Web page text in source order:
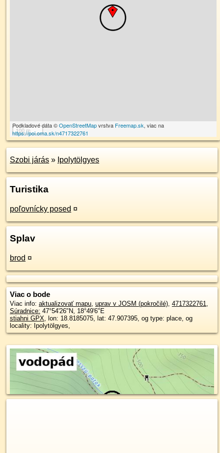
100 m
Podkladové dáta ©OpenStreetMapvrstva Freemap.sk, viac na
https://poi.oma.sk/n4717322761
Szobi járás » Ipolytölgyes
Turistika
poľovnícky posed ¤
Splav
brod ¤
Viac o bode
Viac info: aktualizovať mapu, uprav v JOSM (pokročilé), 4717322761,
Súradnice: 47°54'26"N, 18°49'6"E
stiahni GPX, lon: 18.8185075, lat: 47.907395, og type: place, og
locality: Ipolytölgyes,